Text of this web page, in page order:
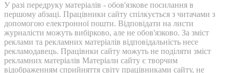
У разі передруку матеріалів - обов'язкове посилання в
першому абзаці. Працівники сайту спілкується з читачами з
допомогою електронної пошти. Відповідати на листи
журналісти можуть вибірково, але не обов'язково. За зміст
реклами та рекламних матеріалів відповідальність несе
рекламодавець. Працівнки сайту можуть не поділяти зміст
рекламних матеріалів Матеріали сайту є творчим
відображенням сприйняття світу працівниками сайту, не